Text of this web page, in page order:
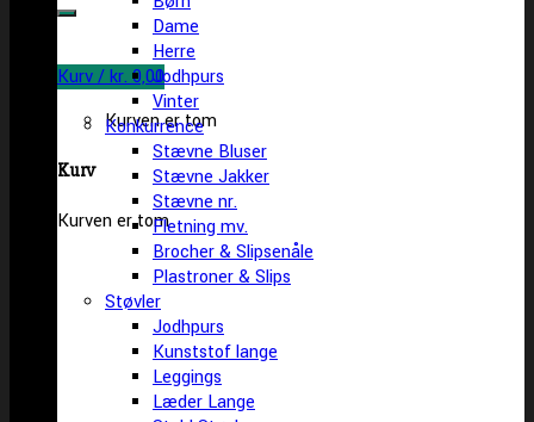
efter:
Kurv /kr. 0,00
Kurven er tom
Kurv
Kurven er tom
Dame
Herre
Jodhpurs
Vinter
Konkurrence
Stævne Bluser
Stævne Jakker
Stævne nr.
Fletning mv.
Brocher & Slipsenåle
Plastroner & Slips
Støvler
Jodhpurs
Kunststof lange
Leggings
Læder Lange